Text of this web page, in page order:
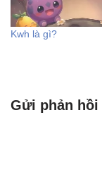
lý…
Kwh là gì?
Gửi phản hồi